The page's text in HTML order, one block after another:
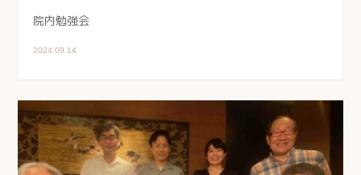
院内勉強会
2024.09.14